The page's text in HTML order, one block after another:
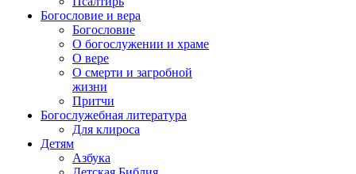
Богословие и вера
Богословие
О богослужении и храме
О вере
О смерти и загробной
жизни
Притчи
Богослужебная литература
Для клироса
Детям
Азбука